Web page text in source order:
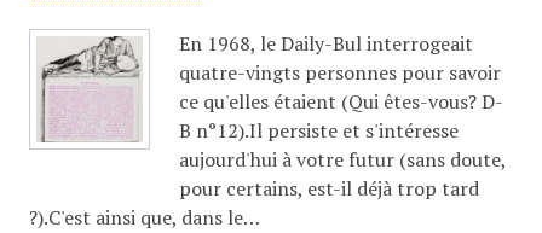
En 1968, le Daily-Bul interrogeait
quatre-vingts personnes pour savoir
ce qu'elles étaient (Qui êtes-vous? D-
B n°12).Il persiste et s'intéresse
aujourd'hui à votre futur (sans doute,
pour certains, est-il déjà trop tard
?).C'est ainsi que, dans le…